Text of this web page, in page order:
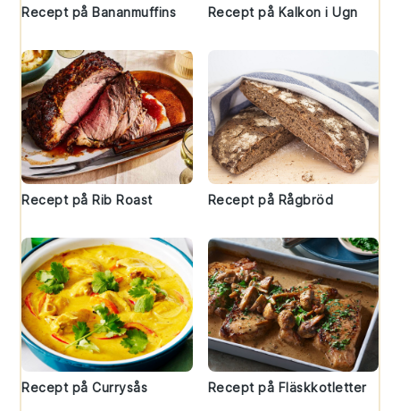
Recept på Bananmuffins Recept på Kalkon i Ugn
Recept på Rib Roast Recept på Rågbröd
Recept på Currysås Recept på Fläskkotletter